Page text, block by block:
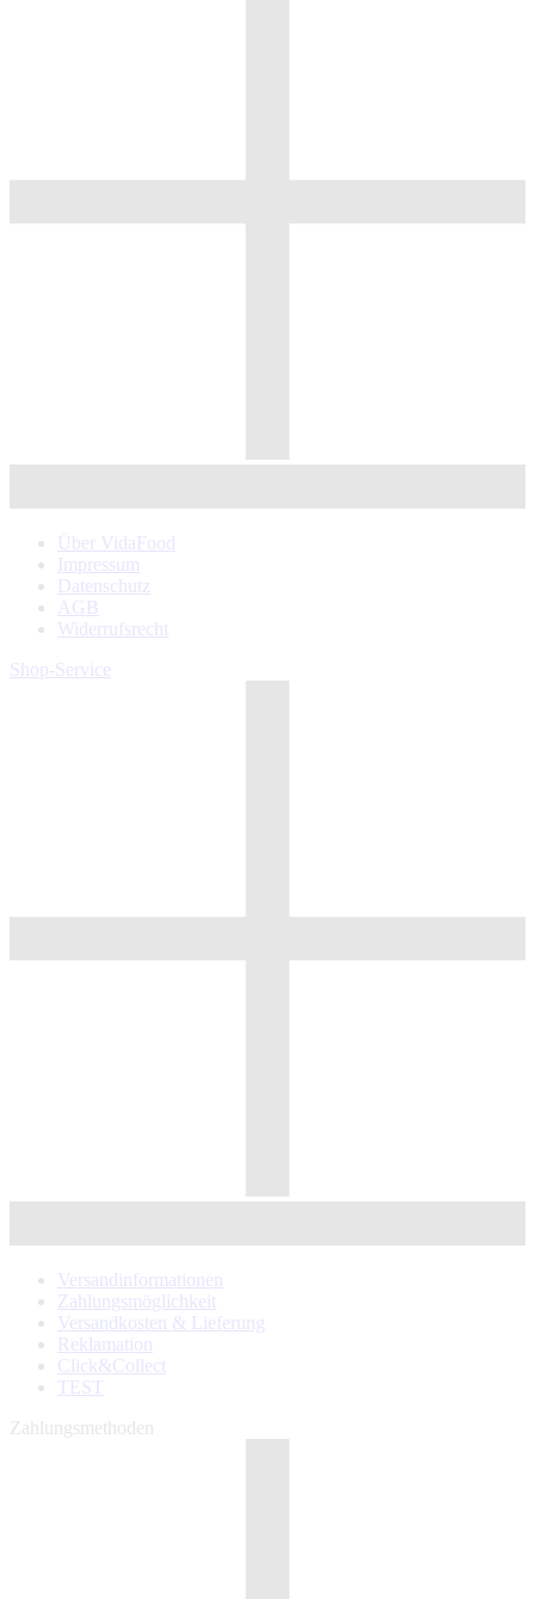
Über VidaFood
Impressum
Datenschutz
AGB
Widerrufsrecht
Shop-Service
Versandinformationen
Zahlungsmöglichkeit
Versandkosten & Lieferung
Reklamation
Click&Collect
TEST
Zahlungsmethoden